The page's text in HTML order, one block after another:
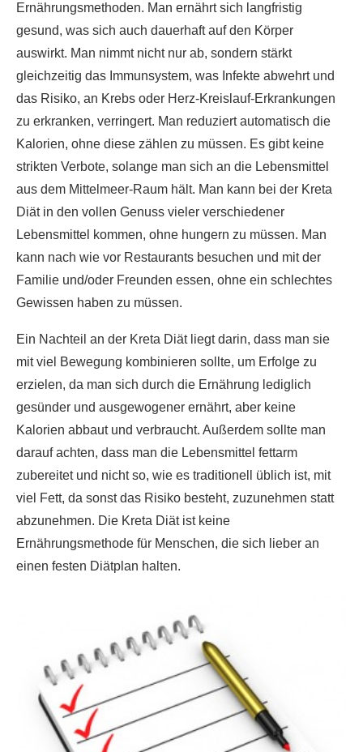
Ernährungsmethoden. Man ernährt sich langfristig
gesund, was sich auch dauerhaft auf den Körper
auswirkt. Man nimmt nicht nur ab, sondern stärkt
gleichzeitig das Immunsystem, was Infekte abwehrt und
das Risiko, an Krebs oder Herz-Kreislauf-Erkrankungen
zu erkranken, verringert. Man reduziert automatisch die
Kalorien, ohne diese zählen zu müssen. Es gibt keine
strikten Verbote, solange man sich an die Lebensmittel
aus dem Mittelmeer-Raum hält. Man kann bei der Kreta
Diät in den vollen Genuss vieler verschiedener
Lebensmittel kommen, ohne hungern zu müssen. Man
kann nach wie vor Restaurants besuchen und mit der
Familie und/oder Freunden essen, ohne ein schlechtes
Gewissen haben zu müssen.
Ein Nachteil an der Kreta Diät liegt darin, dass man sie
mit viel Bewegung kombinieren sollte, um Erfolge zu
erzielen, da man sich durch die Ernährung lediglich
gesünder und ausgewogener ernährt, aber keine
Kalorien abbaut und verbraucht. Außerdem sollte man
darauf achten, dass man die Lebensmittel fettarm
zubereitet und nicht so, wie es traditionell üblich ist, mit
viel Fett, da sonst das Risiko besteht, zuzunehmen statt
abzunehmen. Die Kreta Diät ist keine
Ernährungsmethode für Menschen, die sich lieber an
einen festen Diätplan halten.